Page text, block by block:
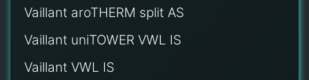
Vaillant aroTHERM split AS
Vaillant uniTOWER VWL IS
Vaillant VWL IS